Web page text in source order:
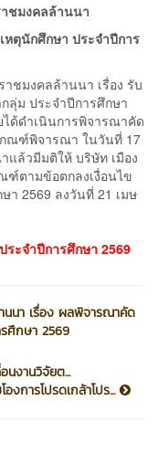
ชมงคลล้านนา
หตุนักศึกษา ประจำปีการ
มงคลล้านนา เรื่อง รับ
ลุ่ม ประจำปีการศึกษา
ด้ดำเนินการพิจารณาคัด
ณฑ์พิจารณา ในวันที่ 17
แล้วมีมติให้ บริษัท เมือง
ฑ์ตามข้อตกลงเงื่อนไข
า 2569 ลงวันที่ 21 เมษ
ะจำปีการศึกษา 2569
นนา เรื่อง ผลพิจารณาคัด
ศึกษา 2569
งานวิจัยต...
การโปรดเกล้าโปร...